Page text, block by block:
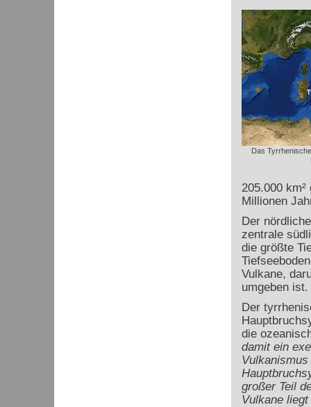
Das
205.000
Millionen
Der
zentrale
die größte
Vulkane,
umgeben
Der
die
damit ein
großer Teil
Vulkane